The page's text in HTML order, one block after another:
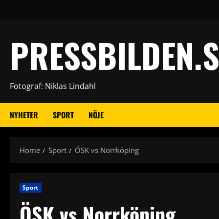
Fotograf: Niklas Lindahl
NYHETER SPORT NÖJE
Home Sport ÖSK vs Norrköping
Sport